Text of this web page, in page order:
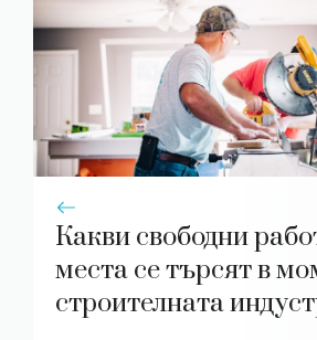
Какви свободни
места се търсят в
строителната